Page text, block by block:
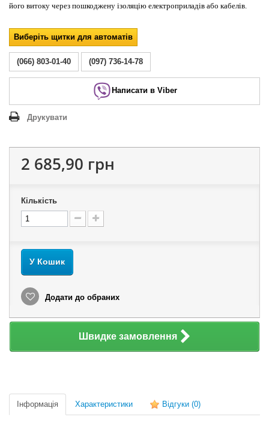
його витоку через пошкоджену ізоляцію електроприладів або кабелів.
Виберіть щитки для автоматів
(066) 803-01-40 (097) 736-14-78
Написати в Viber
Друкувати
2 685,90 грн
Кількість
У Кошик
Додати до обраних
Швидке замовлення
Інформація Характеристики Відгуки (0)